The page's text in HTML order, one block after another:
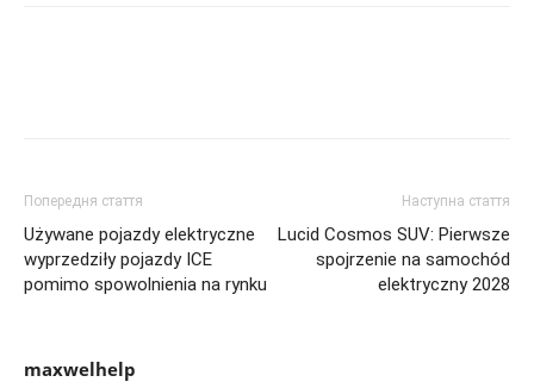
Попередня стаття
Używane pojazdy elektryczne
wyprzedziły pojazdy ICE
pomimo spowolnienia na rynku
Наступна стаття
Lucid Cosmos SUV: Pierwsze
spojrzenie na samochód
elektryczny 2028
maxwelhelp